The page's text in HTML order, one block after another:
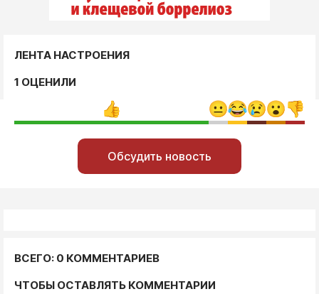
ЛЕНТА НАСТРОЕНИЯ
1 ОЦЕНИЛИ
Обсудить новость
ВСЕГО: 0 КОММЕНТАРИЕВ
ЧТОБЫ ОСТАВЛЯТЬ КОММЕНТАРИИ